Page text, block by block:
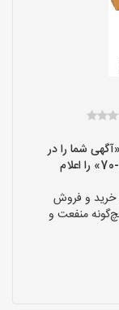
شما را در
سایت «کارتن سازی ها» دیده ام و کد «آگهی-70» را اعلام
خرید و فروش
منفعت و